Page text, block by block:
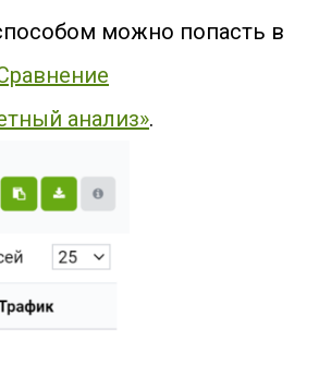
можно попасть в
анализ».